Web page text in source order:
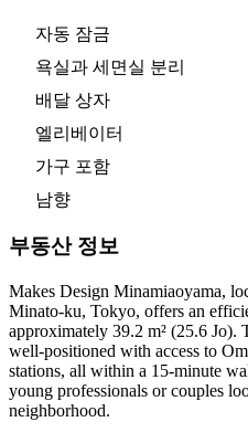
자동 잠금
욕실과 세면실 분리
배달 상자
엘리베이터
가구 포함
남향
부동산 정보
Makes Design Minamiaoyama,
Minato-ku, Tokyo, offers an
approximately 39.2 m² (25.6 Jo).
well-positioned with access to
stations, all within a 15-minute
young professionals or couples
neighborhood.